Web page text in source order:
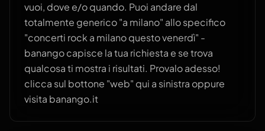
vuoi, dove e/o quando. Puoi andare dal
totalmente generico "a milano" allo specifico
"concerti rock a milano questo venerdì" -
banango capisce la tua richiesta e se trova
qualcosa ti mostra i risultati. Provalo adesso!
clicca sul bottone "web" qui a sinistra oppure
visita banango.it